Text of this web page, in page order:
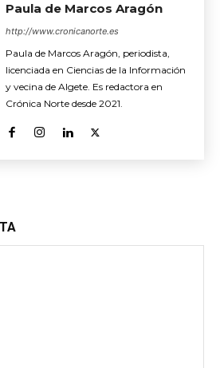
Paula de Marcos Aragón
http://www.cronicanorte.es
Paula de Marcos Aragón, periodista,
licenciada en Ciencias de la Información
y vecina de Algete. Es redactora en
Crónica Norte desde 2021.